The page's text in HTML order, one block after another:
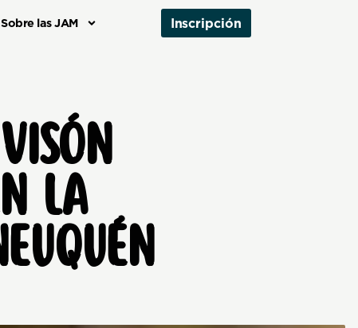
Sobre las JAM Inscripción
LA